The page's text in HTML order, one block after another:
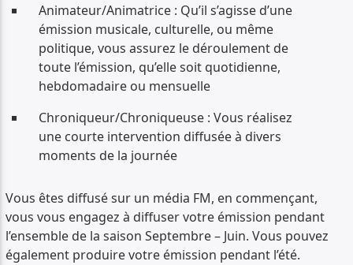
PISTE ACTUELLE
TITRE
ARTISTE
Radio Déclic
Animateur/Animatrice : Qu’il s’agisse d’une
émission musicale, culturelle, ou même
politique, vous assurez le déroulement de
toute l’émission, qu’elle soit quotidienne,
hebdomadaire ou mensuelle
Chroniqueur/Chroniqueuse : Vous réalisez
une courte intervention diffusée à divers
moments de la journée
Vous êtes diffusé sur un média FM, en commençant,
vous vous engagez à diffuser votre émission pendant
l’ensemble de la saison Septembre – Juin. Vous pouvez
également produire votre émission pendant l’été.